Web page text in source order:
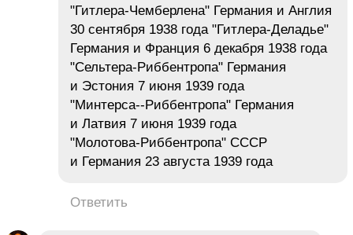
"Гитлера-Чемберлена" Германия и Англия
30 сентября 1938 года "Гитлера-Деладье"
Германия и Франция 6 декабря 1938 года
"Сельтера-Риббентропа" Германия
и Эстония 7 июня 1939 года
"Минтерса--Риббентропа" Германия
и Латвия 7 июня 1939 года
"Молотова-Риббентропа" СССР
и Германия 23 августа 1939 года
Ответить